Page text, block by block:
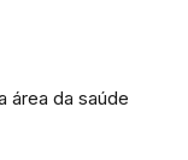
área da saúde